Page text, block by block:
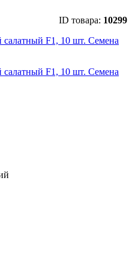
ID товара: 10299